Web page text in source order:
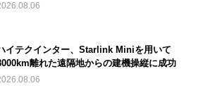
イテクインター、Starlink Miniを用いて
離れた遠隔地からの建機操縦に成功